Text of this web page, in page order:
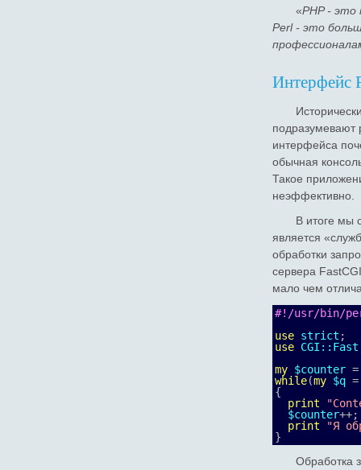
«PHP - это
Perl - это
Интерфейс
подразумевают
интерфейса
обычная
Такое
неэффективно.
В итоге мы
является
обработки
сервера
мало чем
#!/usr/bin/
use strict ;
use CGI::Fast
my $counter=
while(my $q
{
print
$counter++;
print
"Я
}
Обработка